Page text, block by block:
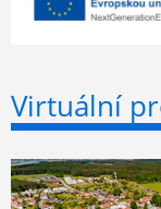
Virtuální